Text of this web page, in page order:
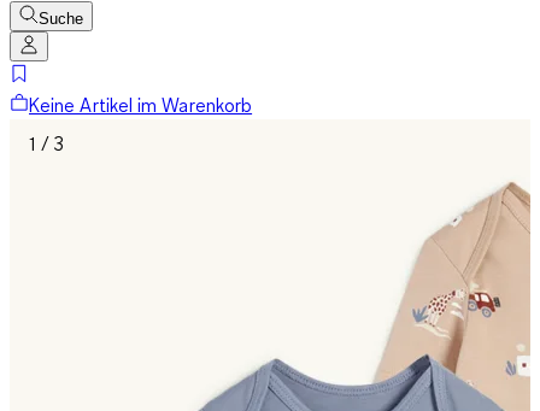
Suche
Keine Artikel im Warenkorb
1 / 3